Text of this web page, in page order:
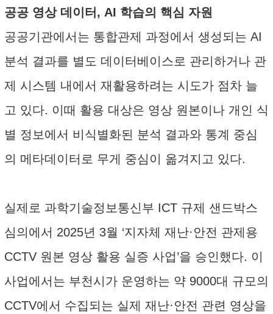
공공 영상 데이터, AI 학습의 핵심 자원
공공기관에서는 통합관제 과정에서 생성되는 AI
분석 결과를 별도 데이터베이스로 관리하거나 관
제 시스템 내에서 재활용하려는 시도가 점차 늘
고 있다. 이때 활용 대상은 영상 원본이나 개인 식
별 정보에서 비식별화된 분석 결과와 통계 중심
의 메타데이터로 무게 중심이 옮겨지고 있다.
실제로 과학기술정보통신부 ICT 규제 샌드박스
심의에서 2025년 3월 ‘지자체 재난·안전 관제용
CCTV 원본 영상 활용 실증 사업’을 승인했다. 이
사업에서는 부천시가 운영하는 약 9000대 규모의
CCTV에서 수집되는 실제 재난·안전 관련 영상을